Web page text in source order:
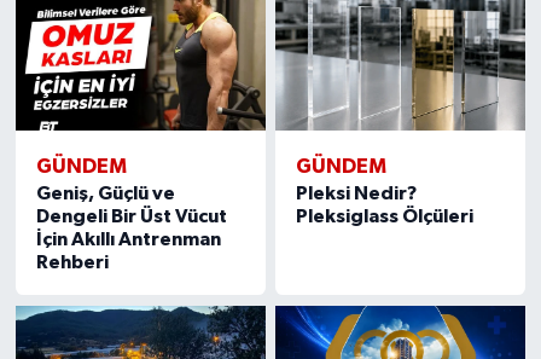
GÜNDEM
Geniş, Güçlü ve
Dengeli Bir Üst Vücut
İçin Akıllı Antrenman
Rehberi
GÜNDEM
Pleksi Nedir?
Pleksiglass Ölçüleri